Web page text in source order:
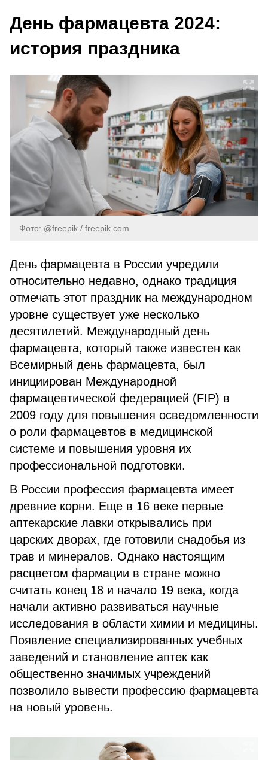
День фармацевта 2024:
история праздника
Фото: @freepik / freepik.com
День фармацевта в России учредили
относительно недавно, однако традиция
отмечать этот праздник на международном
уровне существует уже несколько
десятилетий. Международный день
фармацевта, который также известен как
Всемирный день фармацевта, был
инициирован Международной
фармацевтической федерацией (FIP) в
2009 году для повышения осведомленности
о роли фармацевтов в медицинской
системе и повышения уровня их
профессиональной подготовки.
В России профессия фармацевта имеет
древние корни. Еще в 16 веке первые
аптекарские лавки открывались при
царских дворах, где готовили снадобья из
трав и минералов. Однако настоящим
расцветом фармации в стране можно
считать конец 18 и начало 19 века, когда
начали активно развиваться научные
исследования в области химии и медицины.
Появление специализированных учебных
заведений и становление аптек как
общественно значимых учреждений
позволило вывести профессию фармацевта
на новый уровень.